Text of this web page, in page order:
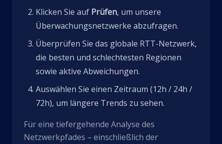
Klicken Sie auf Prüfen, um unsere
Überwachungsnetzwerke abzufragen.
Überprüfen Sie das globale RTT-Netzwerk,
die besten und schlechtesten Regionen
sowie aktive Abweichungen.
Auswählen Sie einen Zeitraum (12h / 24h /
72h), um längere Trends zu sehen.
Für eine tiefergehende Analyse des
Netzwerkpfades – einschließlich der